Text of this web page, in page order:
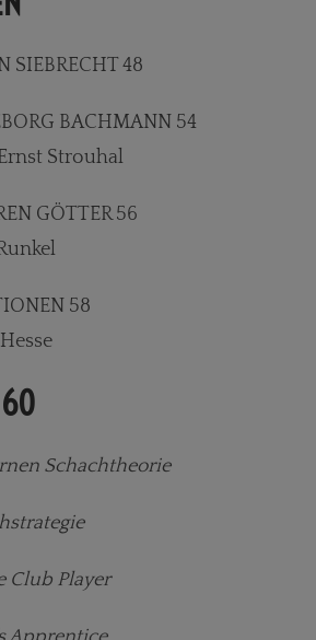
SIEBRECHT 48
BACHMANN 54
Strouhal
GÖTTER 56
58
60
Schachtheorie
Club Player